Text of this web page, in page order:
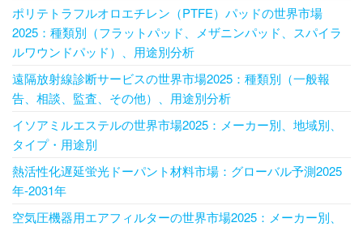
ポリテトラフルオロエチレン（PTFE）パッドの世界市場
2025：種類別（フラットパッド、メザニンパッド、スパイラ
ルワウンドパッド）、用途別分析
遠隔放射線診断サービスの世界市場2025：種類別（一般報
告、相談、監査、その他）、用途別分析
イソアミルエステルの世界市場2025：メーカー別、地域別、
タイプ・用途別
熱活性化遅延蛍光ドーパント材料市場：グローバル予測2025
年-2031年
空気圧機器用エアフィルターの世界市場2025：メーカー別、